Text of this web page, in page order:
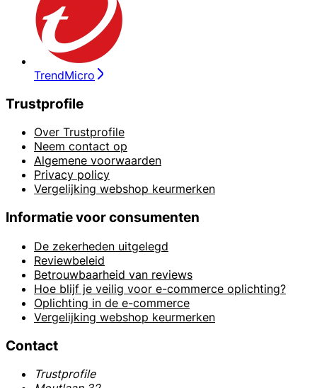
TrendMicro
Trustprofile
Over Trustprofile
Neem contact op
Algemene voorwaarden
Privacy policy
Vergelijking webshop keurmerken
Informatie voor consumenten
De zekerheden uitgelegd
Reviewbeleid
Betrouwbaarheid van reviews
Hoe blijf je veilig voor e-commerce oplichting?
Oplichting in de e-commerce
Vergelijking webshop keurmerken
Contact
Trustprofile